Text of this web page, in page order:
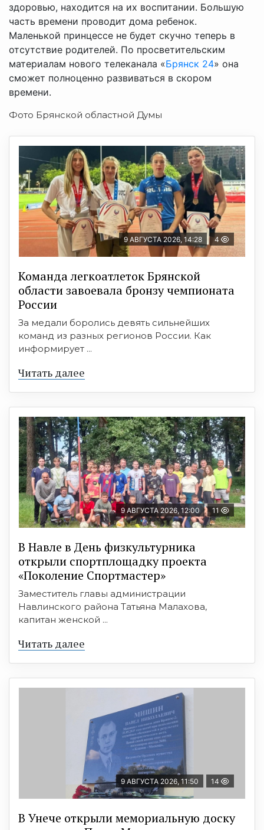
здоровью, находится на их воспитании. Большую
часть времени проводит дома ребенок.
Маленькой принцессе не будет скучно теперь в
отсутствие родителей. По просветительским
материалам нового телеканала «Брянск 24» она
сможет полноценно развиваться в скором
времени.
Фото Брянской областной Думы
9 АВГУСТА 2026, 14:28 4
Команда легкоатлеток Брянской
области завоевала бронзу чемпионата
России
За медали боролись девять сильнейших
команд из разных регионов России. Как
информирует ...
Читать далее
9 АВГУСТА 2026, 12:00 11
В Навле в День физкультурника
открыли спортплощадку проекта
«Поколение Спортмастер»
Заместитель главы администрации
Навлинского района Татьяна Малахова,
капитан женской ...
Читать далее
9 АВГУСТА 2026, 11:50 14
В Унече открыли мемориальную доску